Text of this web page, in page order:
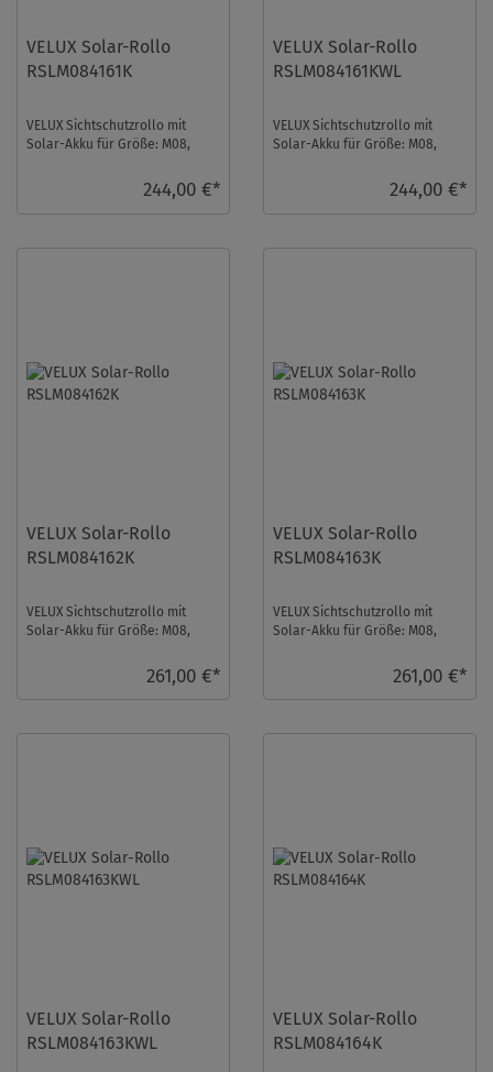
VELUX Solar-Rollo
RSLM084161K
VELUX Sichtschutzrollo mit
Solar-Akku für Größe: M08,
244,00 €*
VELUX Solar-Rollo
RSLM084161KWL
VELUX Sichtschutzrollo mit
Solar-Akku für Größe: M08,
244,00 €*
VELUX Solar-Rollo
RSLM084162K
VELUX Sichtschutzrollo mit
Solar-Akku für Größe: M08,
261,00 €*
VELUX Solar-Rollo
RSLM084163K
VELUX Sichtschutzrollo mit
Solar-Akku für Größe: M08,
261,00 €*
VELUX Solar-Rollo
RSLM084163KWL
VELUX Solar-Rollo
RSLM084164K